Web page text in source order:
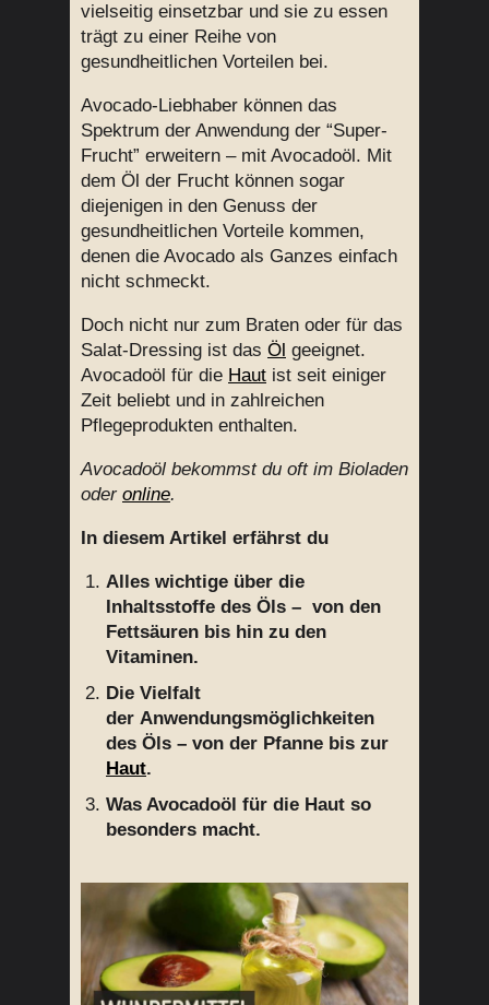
vielseitig einsetzbar und sie zu essen
trägt zu einer Reihe von
gesundheitlichen Vorteilen bei.
Avocado-Liebhaber können das
Spektrum der Anwendung der “Super-
Frucht” erweitern – mit Avocadoöl. Mit
dem Öl der Frucht können sogar
diejenigen in den Genuss der
gesundheitlichen Vorteile kommen,
denen die Avocado als Ganzes einfach
nicht schmeckt.
Doch nicht nur zum Braten oder für das
Salat-Dressing ist das Öl geeignet.
Avocadoöl für die Haut ist seit einiger
Zeit beliebt und in zahlreichen
Pflegeprodukten enthalten.
Avocadoöl bekommst du oft im Bioladen
oder online.
In diesem Artikel erfährst du
Alles wichtige über die
Inhaltsstoffe des Öls – von den
Fettsäuren bis hin zu den
Vitaminen.
Die Vielfalt
der Anwendungsmöglichkeiten
des Öls – von der Pfanne bis zur
Haut.
Was Avocadoöl für die Haut so
besonders macht.